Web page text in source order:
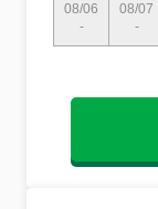
08/06
-
08/07
-